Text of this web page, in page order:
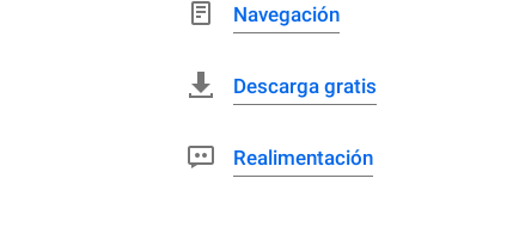
Navegación
Descarga gratis
Realimentación